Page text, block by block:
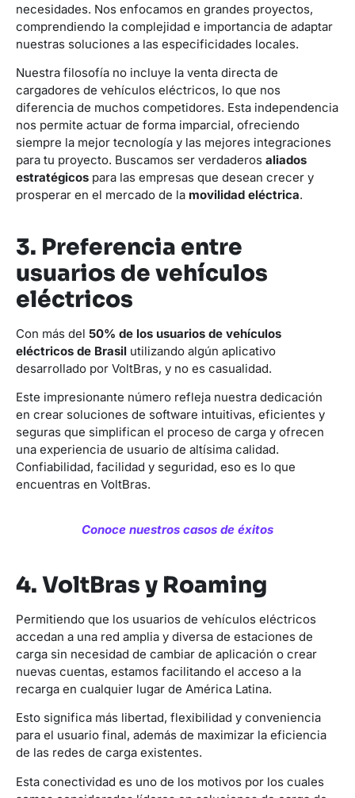
necesidades. Nos enfocamos en grandes proyectos,
comprendiendo la complejidad e importancia de adaptar
nuestras soluciones a las especificidades locales.
Nuestra filosofía no incluye la venta directa de
cargadores de vehículos eléctricos, lo que nos
diferencia de muchos competidores. Esta independencia
nos permite actuar de forma imparcial, ofreciendo
siempre la mejor tecnología y las mejores integraciones
para tu proyecto. Buscamos ser verdaderos aliados
estratégicos para las empresas que desean crecer y
prosperar en el mercado de la movilidad eléctrica.
3. Preferencia entre
usuarios de vehículos
eléctricos
Con más del 50% de los usuarios de vehículos
eléctricos de Brasil utilizando algún aplicativo
desarrollado por VoltBras, y no es casualidad.
Este impresionante número refleja nuestra dedicación
en crear soluciones de software intuitivas, eficientes y
seguras que simplifican el proceso de carga y ofrecen
una experiencia de usuario de altísima calidad.
Confiabilidad, facilidad y seguridad, eso es lo que
encuentras en VoltBras.
Conoce nuestros casos de éxitos
4. VoltBras y Roaming
Permitiendo que los usuarios de vehículos eléctricos
accedan a una red amplia y diversa de estaciones de
carga sin necesidad de cambiar de aplicación o crear
nuevas cuentas, estamos facilitando el acceso a la
recarga en cualquier lugar de América Latina.
Esto significa más libertad, flexibilidad y conveniencia
para el usuario final, además de maximizar la eficiencia
de las redes de carga existentes.
Esta conectividad es uno de los motivos por los cuales